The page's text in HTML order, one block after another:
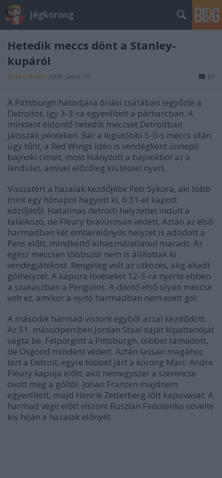
Jégkorong
Hetedik meccs dönt a Stanley-
kupáról
Ryan O'Brien • 2009. június 10. 51
A Pittsburgh hatodjára óriási csatában legyőzte a
Detroitot, így 3-3-ra egyenlített a párharcban. A
mindent eldöntő hetedik meccset Detroitban
játsszák pénteken. Bár a legutóbbi 5-0-s meccs után
úgy tűnt, a Red Wings idén is vendégként ünnepli
bajnoki címét, most hiányzott a bajnokból az a
lendület, amivel előzőleg kiütéssel nyert.
Visszatért a hazaiak kezdőjébe Petr Sykora, aki több
mint egy hónapot hagyott ki, 6:31-et kapott
edzőjétől. Hatalmas detroiti helyzettel indult a
találkozó, de Fleury bravúrosan védett. Aztán az első
harmadban két emberelőnyös helyzet is adódott a
Pens előtt, mindkettő kihasználatlanul maradt. Az
egész meccsen többször nem is állítottak ki
vendégjátékost. Rengeteg volt az ütközés, alig akadt
gólhelyzet. A kapura lövéseket 12-3-ra nyerte ebben
a szakaszban a Penguins. A döntő első olyan meccse
volt ez, amikor a nyitó harmadban nem esett gól.
A második harmad viszont egyből azzal kezdődött.
Az 51. másodpercben Jordan Staal saját kipattanóját
vágta be. Felpörgött a Pittsburgh, többet támadott,
de Osgood mindent védett. Aztán lassan magához
tért a Detroit, egyre többet járt a korong Marc-Andre
Fleury kapuja előtt, akit nemegyszer a szerencse
óvott meg a góltól. Johan Franzen majdnem
egyenlített, majd Henrik Zetterberg lőtt kapuvasat. A
harmad vége előtt viszont Ruszlan Fedotenko növelte
kis híján a hazaiak előnyét.